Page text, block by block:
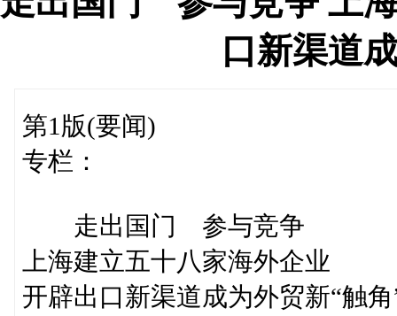
口新渠道
第1版(要闻)
专栏：
走出国门 参与竞争
上海建立五十八家海外企业
开辟出口新渠道成为外贸新“触角